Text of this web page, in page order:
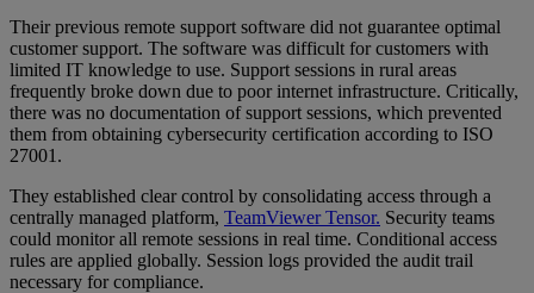
Their previous remote support software did not guarantee optimal
customer support. The software was difficult for customers with
limited IT knowledge to use. Support sessions in rural areas
frequently broke down due to poor internet infrastructure. Critically,
there was no documentation of support sessions, which prevented
them from obtaining cybersecurity certification according to ISO
27001.
They established clear control by consolidating access through a
centrally managed platform, TeamViewer Tensor. Security teams
could monitor all remote sessions in real time. Conditional access
rules are applied globally. Session logs provided the audit trail
necessary for compliance.